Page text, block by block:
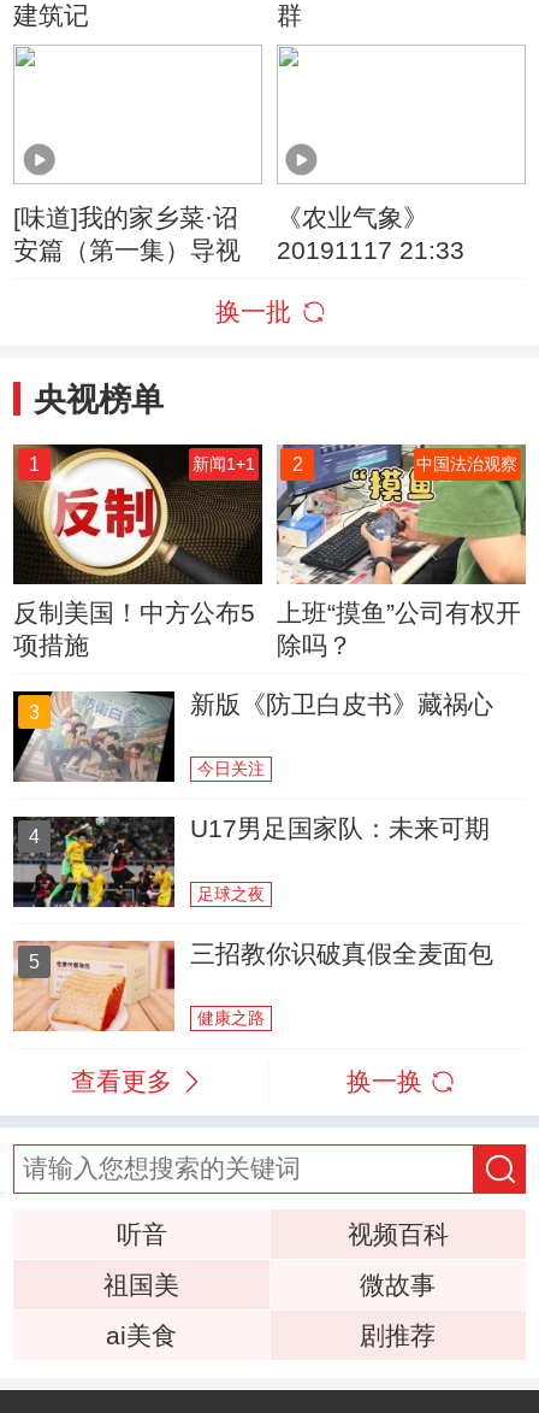
建筑记
群
[味道]我的家乡菜·诏
安篇（第一集）导视
《农业气象》
20191117 21:33
换一批
央视榜单
1 新闻1+1
反制美国！中方公布5
项措施
2 中国法治观察
上班“摸鱼”公司有权开
除吗？
3 新版《防卫白皮书》藏祸心
今日关注
4 U17男足国家队：未来可期
足球之夜
5 三招教你识破真假全麦面包
健康之路
查看更多 换一换
听音
视频百科
祖国美
微故事
ai美食
剧推荐